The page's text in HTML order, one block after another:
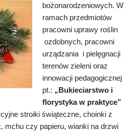
bożonarodzeniowych. W
ramach przedmiotów
pracowni uprawy roślin
ozdobnych, pracowni
urządzania i pielęgnacji
terenów zieleni oraz
innowacji pedagogicznej
pt.: „Bukieciarstwo i
florystyka w praktyce”
stroiki świąteczne, choinki z
mchu czy papieru, wianki na drzwi